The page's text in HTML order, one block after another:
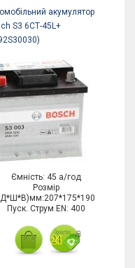
акумулятор
S3 6СТ-45L+
Ємність: 45 а/год
Розмір
Пуск. Струм EN: 400